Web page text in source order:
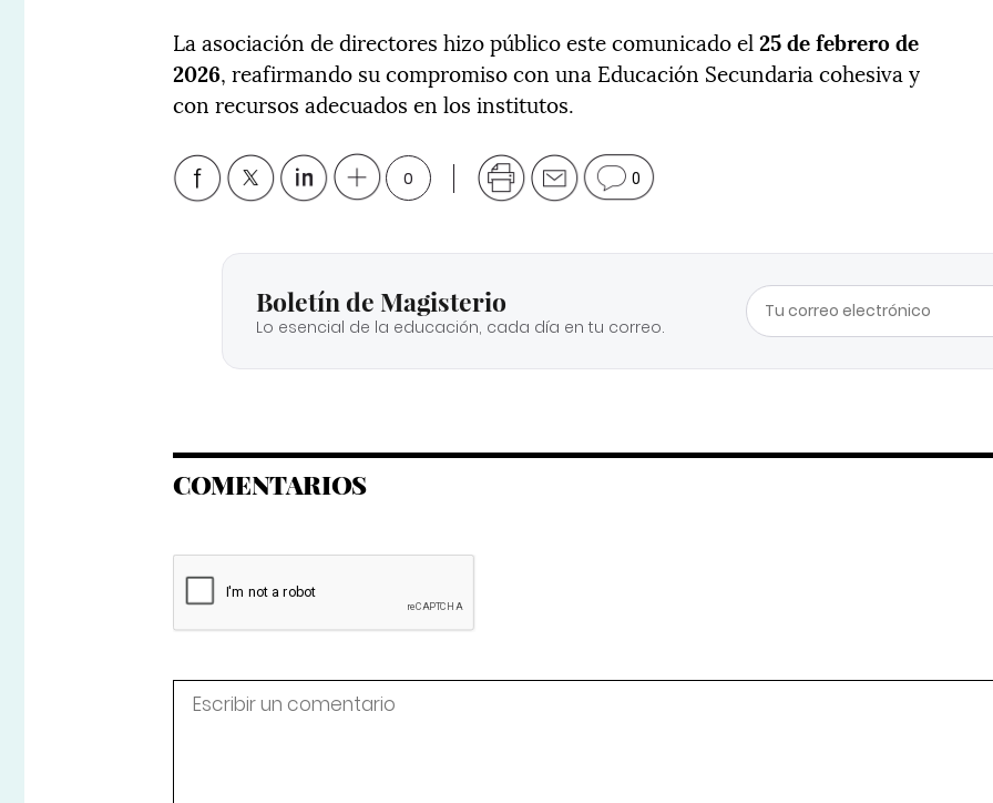
La asociación de directores hizo público este comunicado el25 de febrero de
2026, reafirmando su compromiso con una Educación Secundaria cohesiva y
con recursos adecuados en los institutos.
0 0
Boletín de Magisterio
Lo esencial de la educación, cada día en tu correo.
COMENTARIOS